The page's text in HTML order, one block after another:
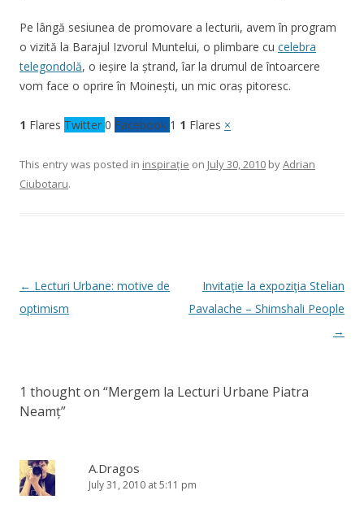
Pe lângă sesiunea de promovare a lecturii, avem în program
o vizită la Barajul Izvorul Muntelui, o plimbare cu celebra
telegondolă, o ieșire la ștrand, îar la drumul de întoarcere
vom face o oprire în Moinești, un mic oraș pitoresc.
1 Flares Twitter 0 Facebook 1 1 Flares ×
This entry was posted in inspirație on July 30, 2010 byAdrian
Ciubotaru.
Post
navigation
← Lecturi Urbane: motive de
optimism
Invitaţie la expoziţia Stelian
Pavalache – Shimshali People
→
1 thought on “Mergem la Lecturi Urbane Piatra
Neamț”
A.Dragos
July 31, 2010 at 5:11 pm